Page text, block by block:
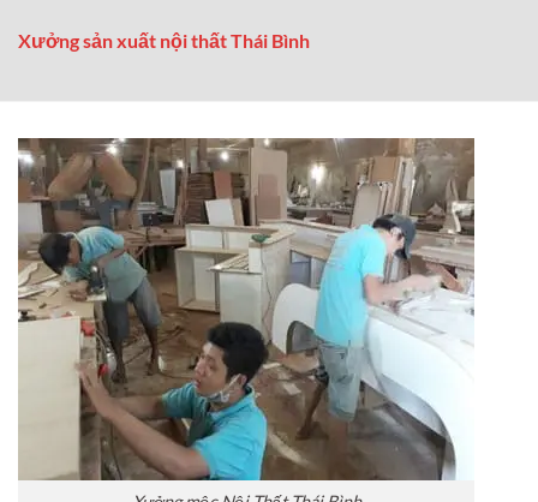
14,500,000₫.
Xưởng sản xuất nội thất Thái Bình